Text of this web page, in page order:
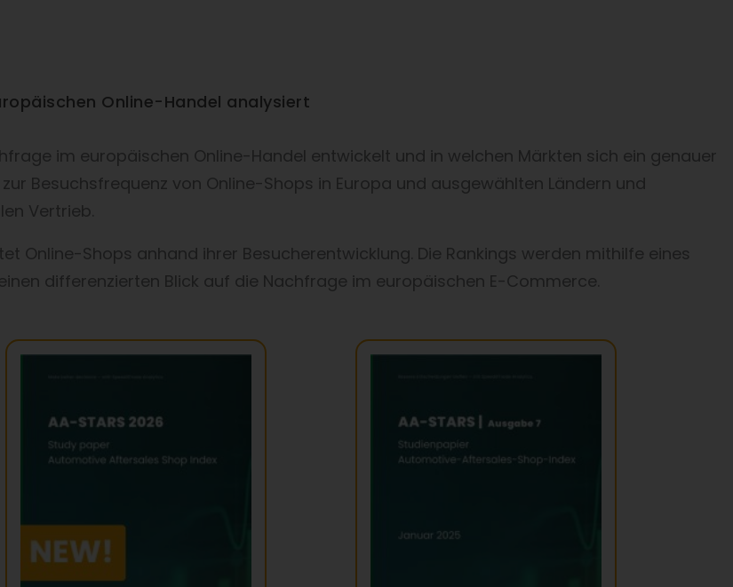
Online-Handel analysiert
im europäischen Online-Handel entwickelt und in welchen Märkten sich ein genauer
Besuchsfrequenz von Online-Shops in Europa und ausgewählten Ländern und
Vertrieb.
Online-Shops anhand ihrer Besucherentwicklung. Die Rankings werden mithilfe eines
differenzierten Blick auf die Nachfrage im europäischen E-Commerce.